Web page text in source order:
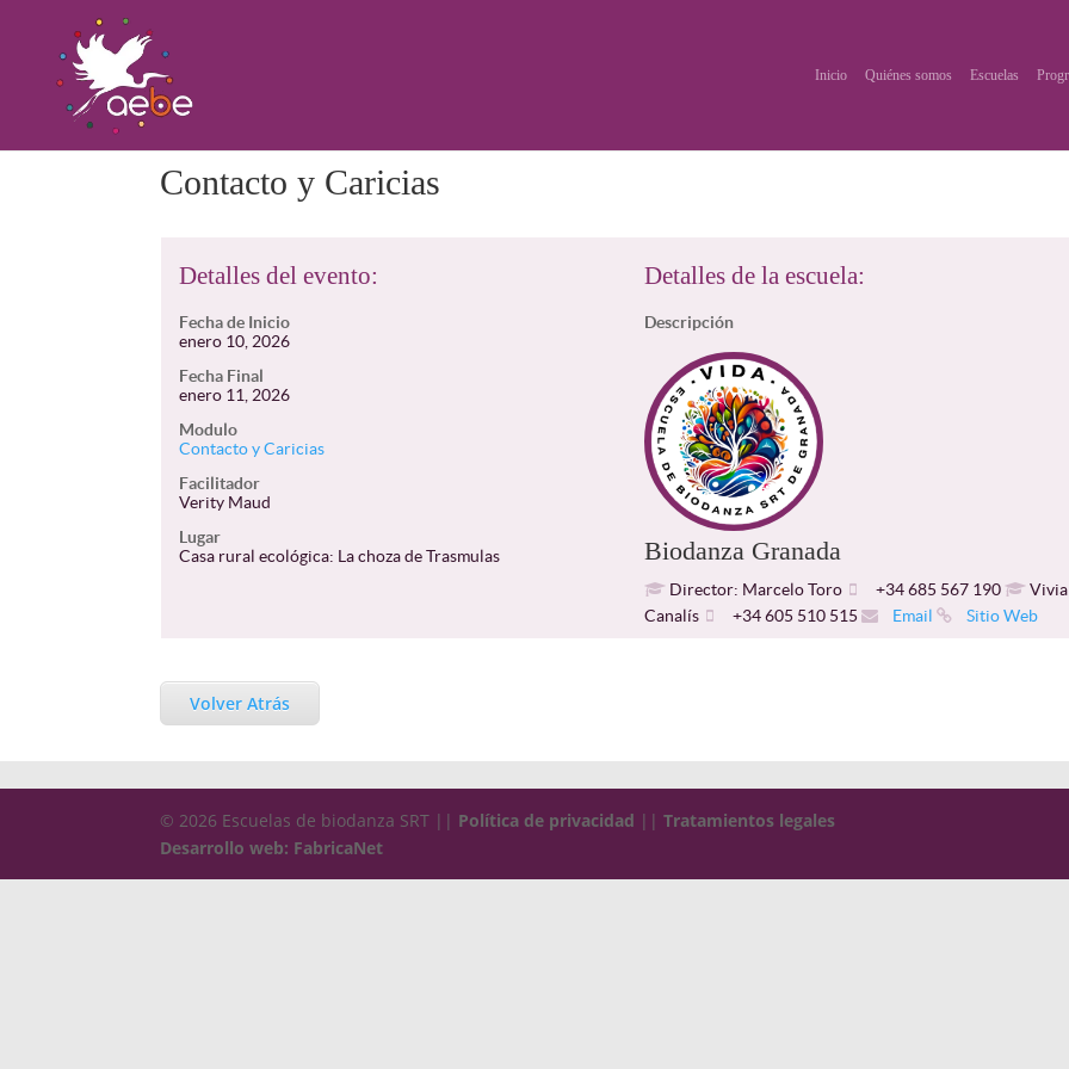
Inicio Quiénes somos Escuelas
Contacto y Caricias
Detalles del evento:
Fecha de Inicio
enero 10, 2026
Fecha Final
enero 11, 2026
Modulo
Contacto y Caricias
Facilitador
Verity Maud
Lugar
Casa rural ecológica: La choza de Trasmulas
Detalles de la escuela:
Descripción
Biodanza Granada
Director: Marcelo Toro +34 685 567 190
Canalís
+34 605 510 515 Email Sitio Web
Volver Atrás
© 2026 Escuelas de biodanza SRT || Política de privacidad ||Tratamientos legales
Desarrollo web: FabricaNet